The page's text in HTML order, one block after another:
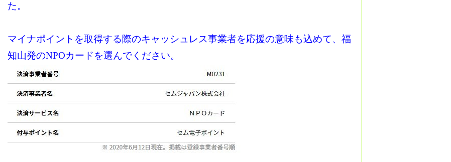
た。
マイナポイントを取得する際のキャッシュレス事業者を応援の意味も込めて、福
知山発のNPOカードを選んでください。